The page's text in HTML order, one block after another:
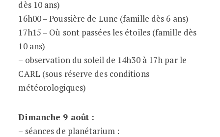
dès 10 ans)
16h00 – Poussière de Lune (famille dès 6 ans)
17h15 – Où sont passées les étoiles (famille dès
10 ans)
– observation du soleil de 14h30 à 17h par le
CARL (sous réserve des conditions
météorologiques)
Dimanche 9 août :
– séances de planétarium :